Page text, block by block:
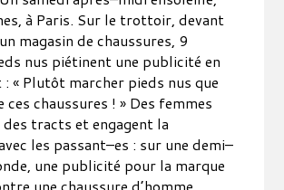
à Paris. Sur le trottoir, devant
magasin de chaussures, 9
nus piétinent une publicité en
« Plutôt marcher pieds nus que
ces chaussures ! » Des femmes
tracts et engagent la
les passant–es : sur une demi–
une publicité pour la marque